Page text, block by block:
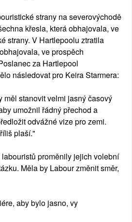
strany na severovýchodě
křesla, která obhajovala, ve
strany. V Hartlepoolu ztratila
ve prospěch
za Hartlepool
následovat pro Keira Starmera:
měl stanovit velmi jasný časový
umožnil řádný přechod a
odvážné vize pro zemi.
plaší."
proměnily jejich volební
Měla by Labour změnit směr,
aby bylo jasno, vy